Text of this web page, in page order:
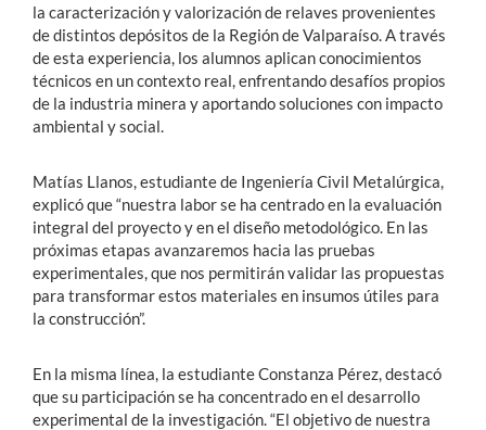
la caracterización y valorización de relaves provenientes
de distintos depósitos de la Región de Valparaíso. A través
de esta experiencia, los alumnos aplican conocimientos
técnicos en un contexto real, enfrentando desafíos propios
de la industria minera y aportando soluciones con impacto
ambiental y social.
Matías Llanos, estudiante de Ingeniería Civil Metalúrgica,
explicó que “nuestra labor se ha centrado en la evaluación
integral del proyecto y en el diseño metodológico. En las
próximas etapas avanzaremos hacia las pruebas
experimentales, que nos permitirán validar las propuestas
para transformar estos materiales en insumos útiles para
la construcción”.
En la misma línea, la estudiante Constanza Pérez, destacó
que su participación se ha concentrado en el desarrollo
experimental de la investigación. “El objetivo de nuestra